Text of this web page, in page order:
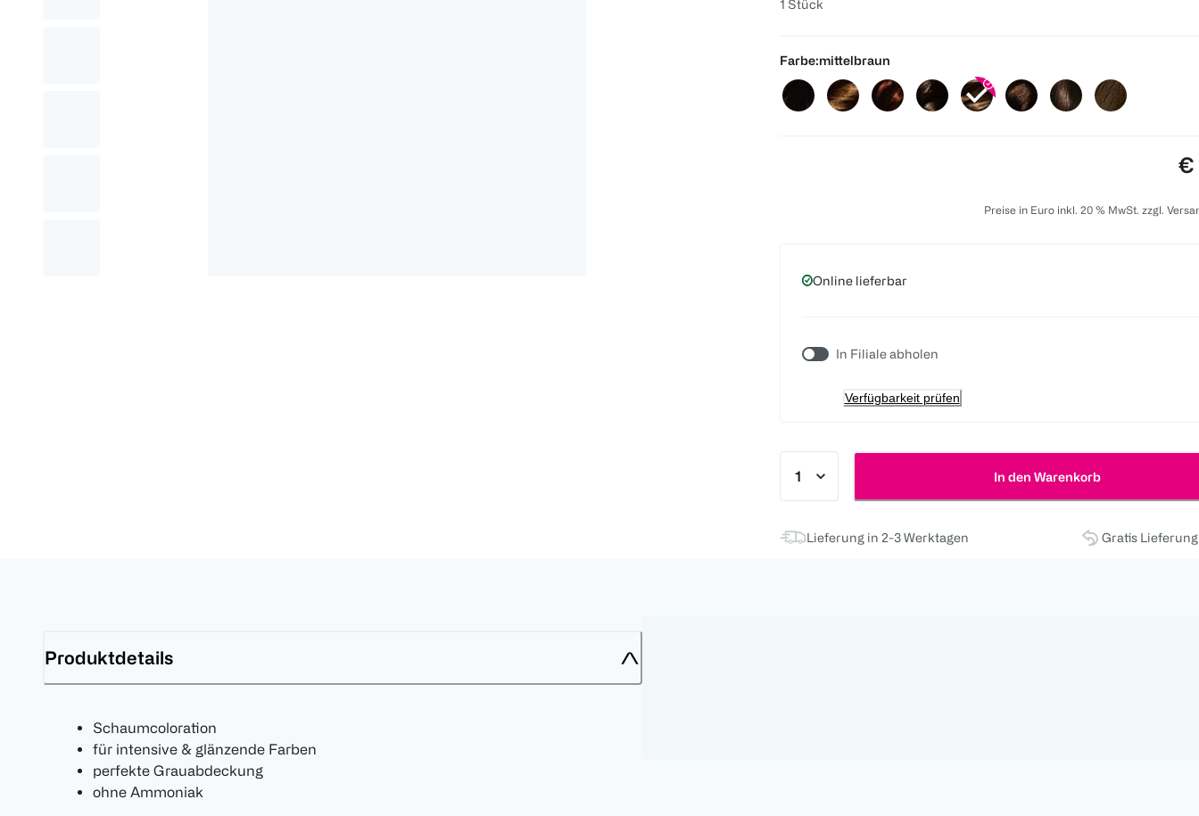
1 Stück
Farbe:mittelbraun
€
Preise in Euro inkl. 20 % MwSt. zzgl.
Online lieferbar
In Filiale abholen
Verfügbarkeit prüfen
In den Warenkorb
Lieferung in 2-3 Werktagen Gratis
Produktdetails
Schaumcoloration
für intensive & glänzende Farben
perfekte Grauabdeckung
ohne Ammoniak